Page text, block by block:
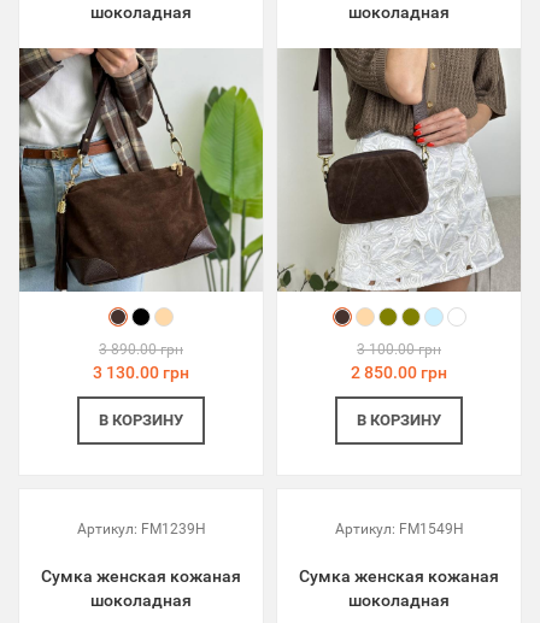
шоколадная
3 890.00 грн
3 130.00 грн
В КОРЗИНУ
шоколадная
3 100.00 грн
2 850.00 грн
В КОРЗИНУ
Артикул: FM1239H
Сумка женская кожаная
шоколадная
Артикул: FM1549H
Сумка женская кожаная
шоколадная